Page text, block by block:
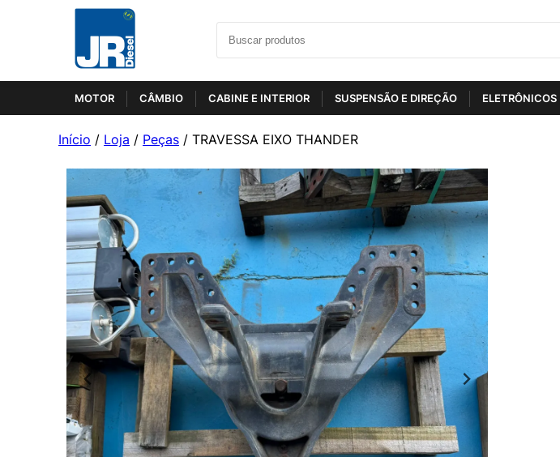
MOTOR CÂMBIO CABINE E INTERIOR SUSPENSÃO E DIREÇÃO ELETRÔNICOS
Início / Loja / Peças / TRAVESSA EIXO THANDER